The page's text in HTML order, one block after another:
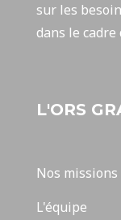
sur les
dans le
L'ORS
Nos missions
L'équipe